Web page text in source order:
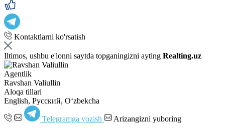
Kontaktlarni ko'rsatish
Iltimos, ushbu e'lonni saytda topganingizni ayting Realting.uz
Agentlik
Ravshan Valiullin
Aloqa tillari
English, Русский, Oʻzbekcha
Telegramga yozish Arizangizni yuboring